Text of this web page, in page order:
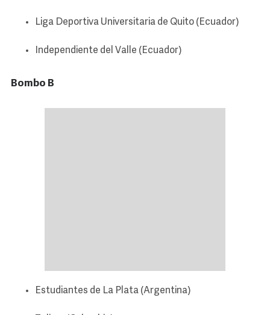
Liga Deportiva Universitaria de Quito (Ecuador)
Independiente del Valle (Ecuador)
Bombo B
Estudiantes de La Plata (Argentina)